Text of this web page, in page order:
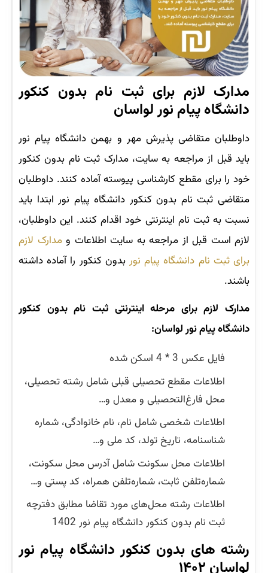
مدارک لازم برای ثبت نام بدون کنکور
دانشگاه پیام نور لواسان
داوطلبان متقاضی پذیرش مهر و بهمن دانشگاه پیام نور
باید قبل از مراجعه به سایت، مدارک ثبت نام بدون کنکور
خود را برای مقطع کارشناسی پیوسته آماده کنند. داوطلبان
متقاضی ثبت نام بدون کنکور دانشگاه پیام نور ابتدا باید
نسبت به ثبت نام اینترنتی خود اقدام کنند. این داوطلبان،
لازم است قبل از مراجعه به سایت اطلاعات ومدارک لازم
برای ثبت نام دانشگاه پیام نور بدون کنکور را آماده داشته
باشند.
مدارک لازم برای مرحله اینترنتی ثبت نام بدون کنکور
دانشگاه پیام نورلواسان:
فایل عکس 3 * 4 اسکن شده
اطلاعات مقطع تحصیلی قبلی شامل رشته تحصیلی،
محل فارغ‌التحصیلی و معدل و…
اطلاعات شخصی شامل نام، نام خانوادگی، شماره
شناسنامه، تاریخ تولد، کد ملی و…
اطلاعات محل سکونت شامل آدرس محل سکونت،
شماره‌تلفن ثابت، شماره‌تلفن همراه، کد پستی و…
اطلاعات رشته محل‌های مورد تقاضا مطابق دفترچه
ثبت نام بدون کنکور دانشگاه پیام نور 1402
رشته های بدون کنکور دانشگاه پیام نور